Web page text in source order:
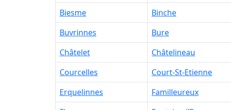
Biesme
Binche
Buvrinnes
Bure
Châtelet
Châtelineau
Courcelles
Court-St-Etienne
Erquelinnes
Familleureux